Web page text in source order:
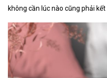
không cần lúc nào cũng phải kết